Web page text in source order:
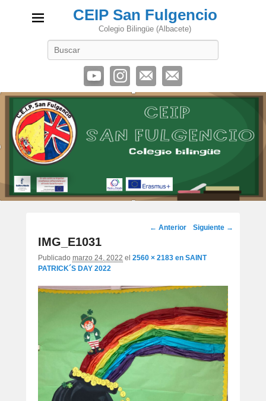
CEIP San Fulgencio
Colegio Bilingüe (Albacete)
Navegación
← Anterior Siguiente →
IMG_E1031
Publicado marzo 24, 2022 el 2560 × 2183 en SAINT
PATRICK´S DAY 2022